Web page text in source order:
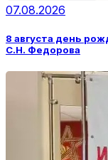
07.08.2026
8 августа день
С.Н. Федорова